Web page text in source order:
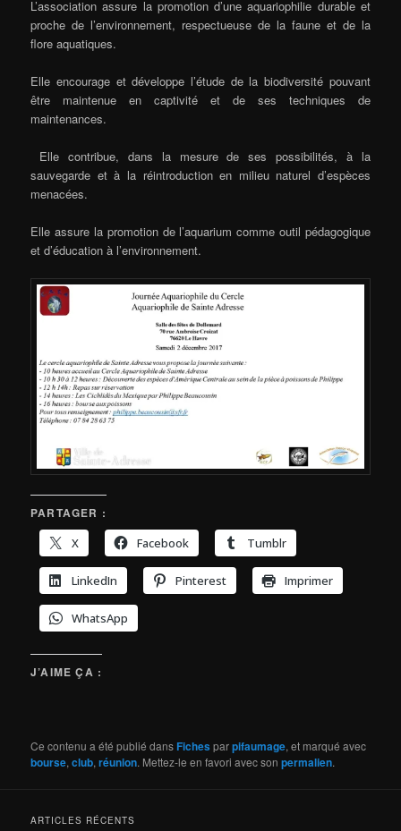
L’association assure la promotion d’une aquariophilie durable et
proche de l’environnement, respectueuse de la faune et de la
flore aquatiques.
Elle encourage et développe l’étude de la biodiversité pouvant
être maintenue en captivité et de ses techniques de
maintenances.
Elle contribue, dans la mesure de ses possibilités, à la
sauvegarde et à la réintroduction en milieu naturel d’espèces
menacées.
Elle assure la promotion de l’aquarium comme outil pédagogique
et d’éducation à l’environnement.
PARTAGER :
X
Facebook Tumblr
LinkedIn Pinterest Imprimer
WhatsApp
J’AIME ÇA :
Ce contenu a été publié dansFichesparpifaumage, et marqué avec
bourse,club,réunion. Mettez-le en favori avec sonpermalien.
ARTICLES RÉCENTS